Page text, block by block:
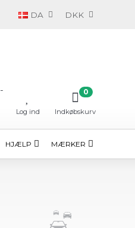
DA DKK
-
Log ind Indkøbskurv
0
HJÆLP MÆRKER